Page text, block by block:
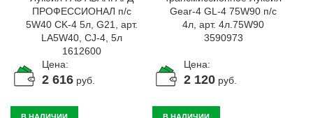
Цена:
2 616 руб.
Цена:
2 120 руб.